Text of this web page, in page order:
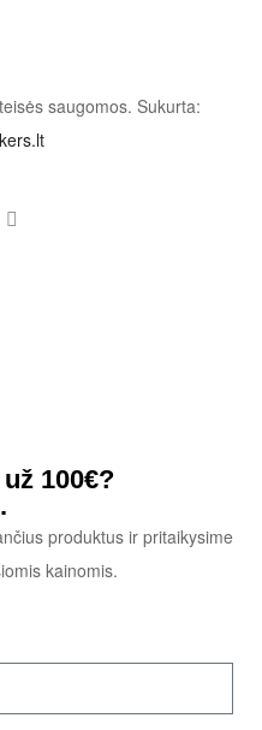
saugomos. Sukurta:
100€?
produktus ir pritaikysime
kainomis.